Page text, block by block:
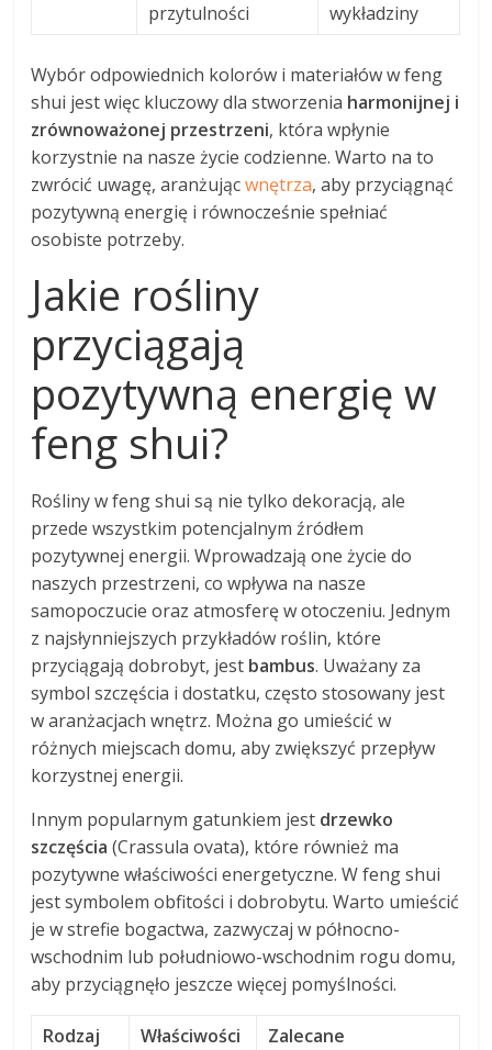
przytulności
wykładziny
Wybór odpowiednich kolorów i materiałów w feng
shui jest więc kluczowy dla stworzenia harmonijnej i
zrównoważonej przestrzeni, która wpłynie
korzystnie na nasze życie codzienne. Warto na to
zwrócić uwagę, aranżującwnętrza, aby przyciągnąć
pozytywną energię i równocześnie spełniać
osobiste potrzeby.
Jakie rośliny
przyciągają
pozytywną energię w
feng shui?
Rośliny w feng shui są nie tylko dekoracją, ale
przede wszystkim potencjalnym źródłem
pozytywnej energii. Wprowadzają one życie do
naszych przestrzeni, co wpływa na nasze
samopoczucie oraz atmosferę w otoczeniu. Jednym
z najsłynniejszych przykładów roślin, które
przyciągają dobrobyt, jest bambus. Uważany za
symbol szczęścia i dostatku, często stosowany jest
w aranżacjach wnętrz. Można go umieścić w
różnych miejscach domu, aby zwiększyć przepływ
korzystnej energii.
Innym popularnym gatunkiem jest drzewko
szczęścia (Crassula ovata), które również ma
pozytywne właściwości energetyczne. W feng shui
jest symbolem obfitości i dobrobytu. Warto umieścić
je w strefie bogactwa, zazwyczaj w północno-
wschodnim lub południowo-wschodnim rogu domu,
aby przyciągnęło jeszcze więcej pomyślności.
Rodzaj
Właściwości
Zalecane